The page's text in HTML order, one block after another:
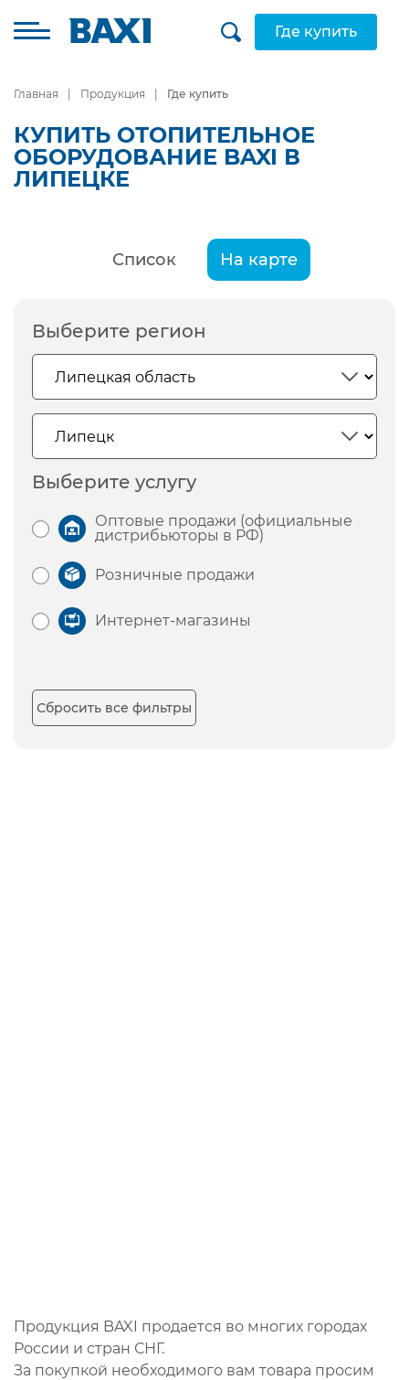
Где купить
Главная Продукция Где купить
КУПИТЬ ОТОПИТЕЛЬНОЕ
ОБОРУДОВАНИЕ BAXI В
ЛИПЕЦКЕ
Список На карте
Выберите регион
Выберите услугу
Оптовые продажи (официальные
дистрибьюторы в РФ)
Розничные продажи
Интернет-магазины
Сбросить все фильтры
Продукция BAXI продается во многих городах
России и стран СНГ.
За покупкой необходимого вам товара просим